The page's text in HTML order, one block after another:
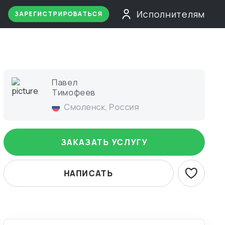
ЗАРЕГИСТРИРОВАТЬСЯ Исполнителям
Павел
Тимофеев
Смоленск, Россия
ЗАКАЗАТЬ УСЛУГУ
НАПИСАТЬ